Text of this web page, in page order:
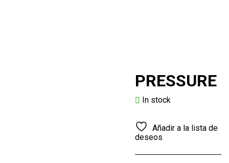
PRESSURE
In stock
Añadir a la lista de
deseos